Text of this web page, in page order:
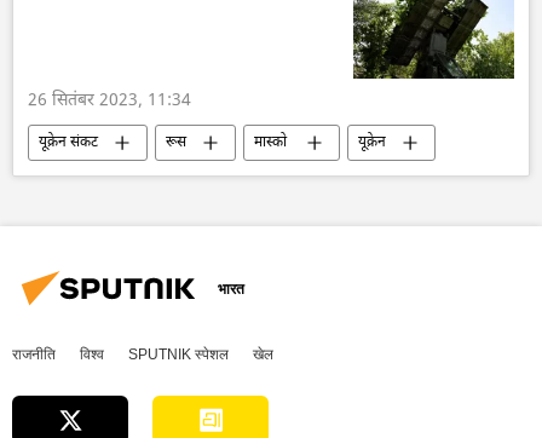
26 सितंबर 2023, 11:34
यूक्रेन संकट रूस मास्को
यूक्रेन
कीव
ड्रोन
ड्रोन हमला
भारत
राजनीति विश्व SPUTNIK स्पेशल खेल